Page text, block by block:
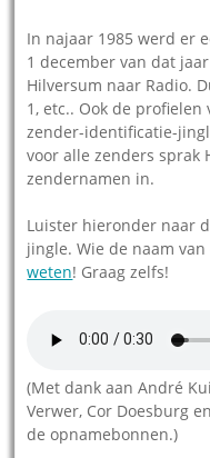
In najaar 1985 werd er
1 december van dat
Hilversum naar Radio.
1, etc.. Ook de
zender-identificatie-
voor alle zenders sprak
zendernamen in.
Luister hieronder naar
jingle. Wie de naam
weten! Graag zelfs!
(Met dank aan André
Verwer, Cor Doesburg
de opnamebonnen.)